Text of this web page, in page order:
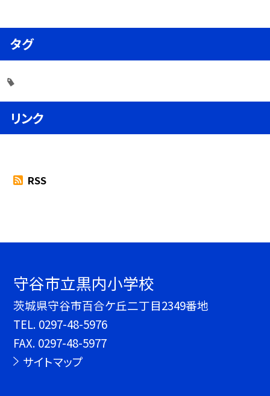
タグ
リンク
RSS
守谷市立黒内小学校
茨城県守谷市百合ケ丘二丁目2349番地
TEL. 0297-48-5976
FAX. 0297-48-5977
サイトマップ